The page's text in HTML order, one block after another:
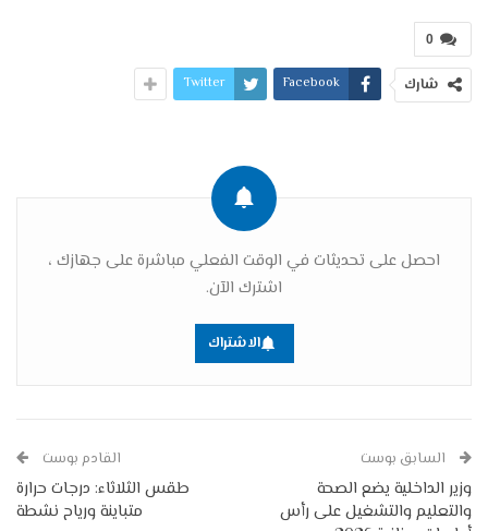
0
شارك Facebook
Twitter
احصل على تحديثات في الوقت الفعلي مباشرة على جهازك ،
اشترك الآن.
الاشتراك
السابق بوست
وزير الداخلية يضع الصحة
والتعليم والتشغيل على رأس
القادم بوست
طقس الثلاثاء: درجات حرارة
متباينة ورياح نشطة